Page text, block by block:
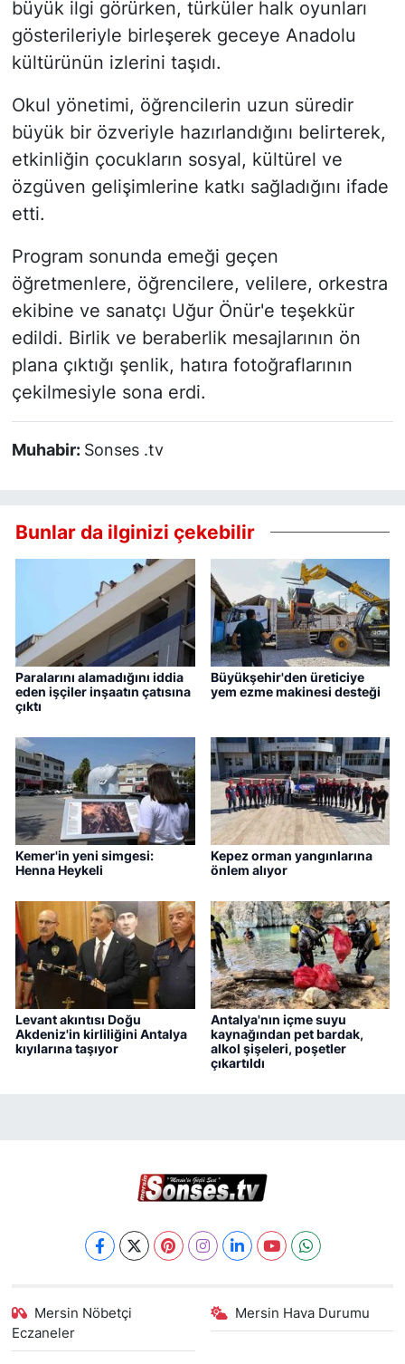
büyük ilgi görürken, türküler halk oyunları
gösterileriyle birleşerek geceye Anadolu
kültürünün izlerini taşıdı.
Okul yönetimi, öğrencilerin uzun süredir
büyük bir özveriyle hazırlandığını belirterek,
etkinliğin çocukların sosyal, kültürel ve
özgüven gelişimlerine katkı sağladığını ifade
etti.
Program sonunda emeği geçen
öğretmenlere, öğrencilere, velilere, orkestra
ekibine ve sanatçı Uğur Önür'e teşekkür
edildi. Birlik ve beraberlik mesajlarının ön
plana çıktığı şenlik, hatıra fotoğraflarının
çekilmesiyle sona erdi.
Muhabir: Sonses .tv
Bunlar da ilginizi çekebilir
Paralarını alamadığını iddia
eden işçiler inşaatın çatısına
çıktı
Büyükşehir'den üreticiye
yem ezme makinesi desteği
Kemer'in yeni simgesi:
Henna Heykeli
Kepez orman yangınlarına
önlem alıyor
Levant akıntısı Doğu
Akdeniz'in kirliliğini Antalya
kıyılarına taşıyor
Antalya'nın içme suyu
kaynağından pet bardak,
alkol şişeleri, poşetler
çıkartıldı
Mersin Nöbetçi
Eczaneler
Mersin Hava Durumu